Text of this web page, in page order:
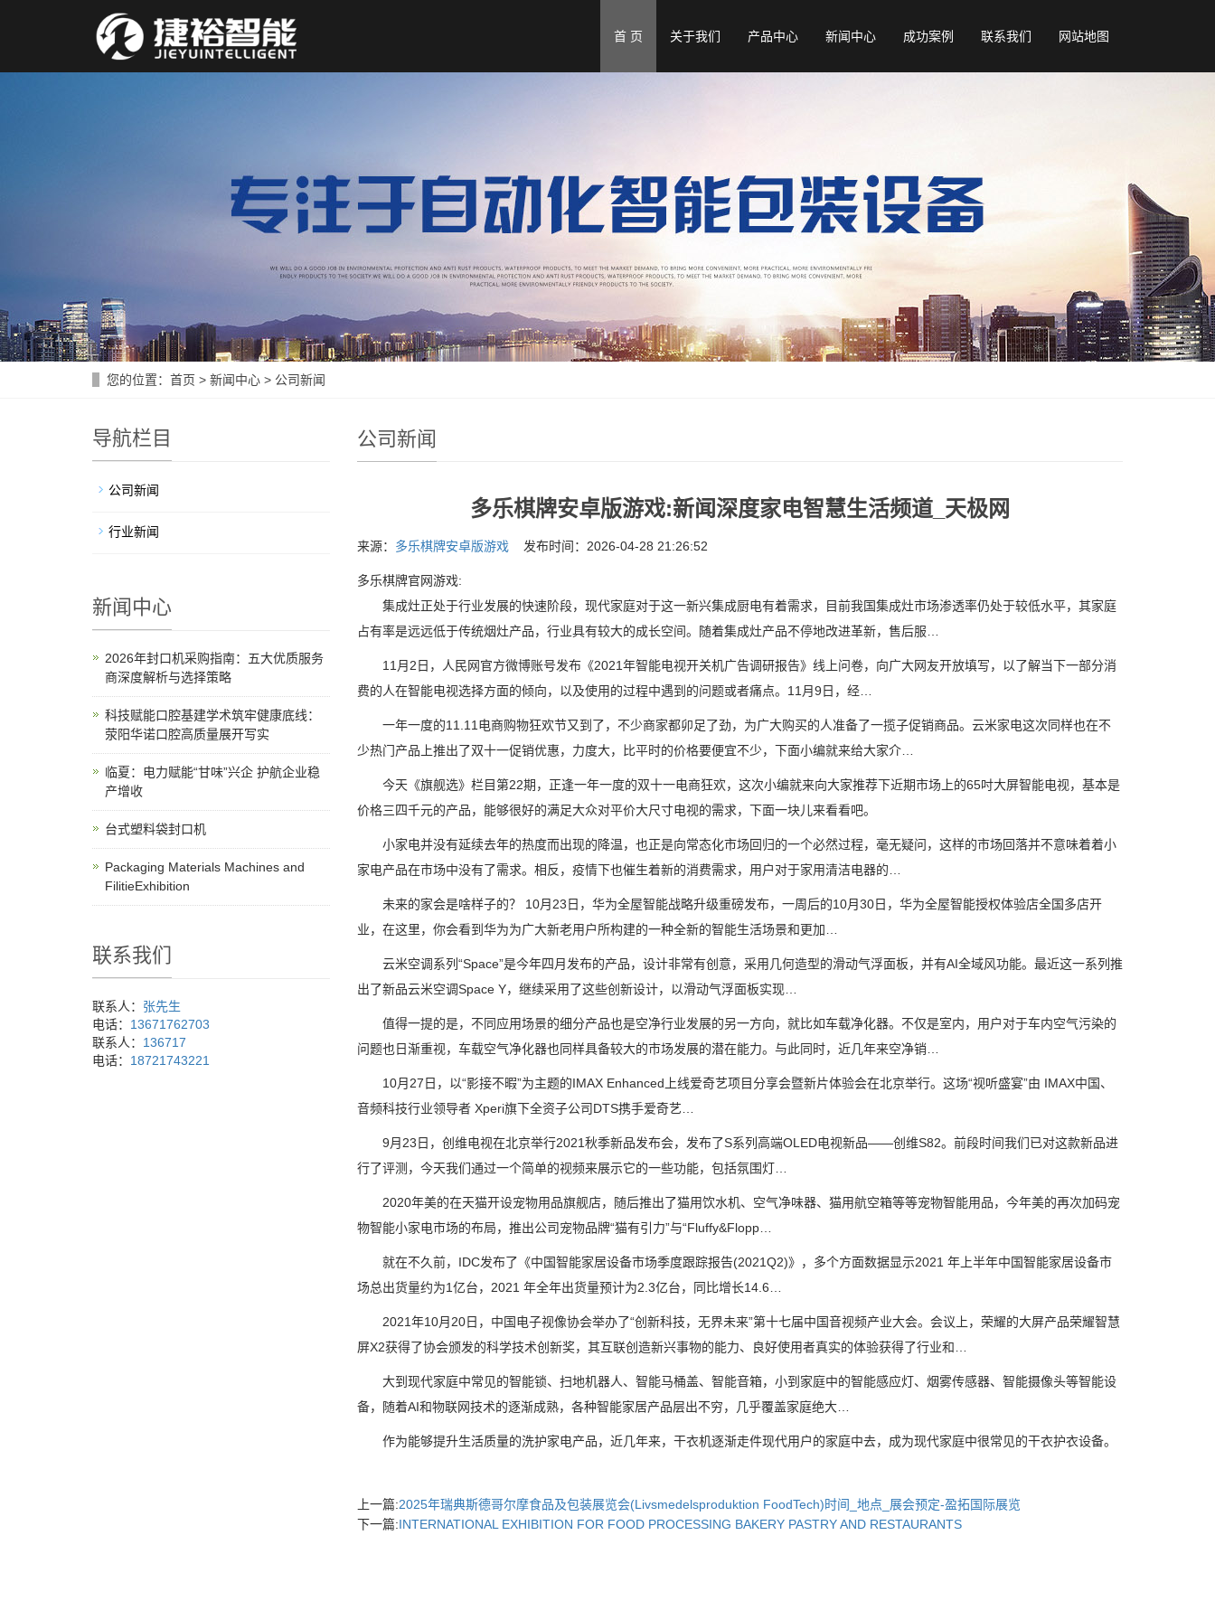
首 页 关于我们 产品中心 新闻中心 成功案例 联系我们 网站地图
您的位置： 首页 > 新闻中心 > 公司新闻
公司新闻
多乐棋牌安卓版游戏:新闻深度家电智慧生活频道_天极网
来源： 多乐棋牌安卓版游戏发布时间：2026-04-28 21:26:52
多乐棋牌官网游戏:
集成灶正处于行业发展的快速阶段，现代家庭对于这一新兴集成厨电有着需求，目前我国集成灶市场渗透率仍处于较低水平，其家庭
占有率是远远低于传统烟灶产品，行业具有较大的成长空间。随着集成灶产品不停地改进革新，售后服…
11月2日，人民网官方微博账号发布《2021年智能电视开关机广告调研报告》线上问卷，向广大网友开放填写，以了解当下一部分消
费的人在智能电视选择方面的倾向，以及使用的过程中遇到的问题或者痛点。11月9日，经…
一年一度的11.11电商购物狂欢节又到了，不少商家都卯足了劲，为广大购买的人准备了一揽子促销商品。云米家电这次同样也在不
少热门产品上推出了双十一促销优惠，力度大，比平时的价格要便宜不少，下面小编就来给大家介…
今天《旗舰选》栏目第22期，正逢一年一度的双十一电商狂欢，这次小编就来向大家推荐下近期市场上的65吋大屏智能电视，基本是
价格三四千元的产品，能够很好的满足大众对平价大尺寸电视的需求，下面一块儿来看看吧。
小家电并没有延续去年的热度而出现的降温，也正是向常态化市场回归的一个必然过程，毫无疑问，这样的市场回落并不意味着着小
家电产品在市场中没有了需求。相反，疫情下也催生着新的消费需求，用户对于家用清洁电器的…
未来的家会是啥样子的？ 10月23日，华为全屋智能战略升级重磅发布，一周后的10月30日，华为全屋智能授权体验店全国多店开
业，在这里，你会看到华为为广大新老用户所构建的一种全新的智能生活场景和更加…
云米空调系列“Space”是今年四月发布的产品，设计非常有创意，采用几何造型的滑动气浮面板，并有AI全域风功能。最近这一系列推
出了新品云米空调Space Y，继续采用了这些创新设计，以滑动气浮面板实现…
值得一提的是，不同应用场景的细分产品也是空净行业发展的另一方向，就比如车载净化器。不仅是室内，用户对于车内空气污染的
问题也日渐重视，车载空气净化器也同样具备较大的市场发展的潜在能力。与此同时，近几年来空净销…
10月27日，以“影接不暇”为主题的IMAX Enhanced上线爱奇艺项目分享会暨新片体验会在北京举行。这场“视听盛宴”由 IMAX中国、
音频科技行业领导者 Xperi旗下全资子公司DTS携手爱奇艺…
9月23日，创维电视在北京举行2021秋季新品发布会，发布了S系列高端OLED电视新品——创维S82。前段时间我们已对这款新品进
行了评测，今天我们通过一个简单的视频来展示它的一些功能，包括氛围灯…
2020年美的在天猫开设宠物用品旗舰店，随后推出了猫用饮水机、空气净味器、猫用航空箱等等宠物智能用品，今年美的再次加码宠
物智能小家电市场的布局，推出公司宠物品牌“猫有引力”与“Fluffy&Flopp…
就在不久前，IDC发布了《中国智能家居设备市场季度跟踪报告(2021Q2)》，多个方面数据显示2021 年上半年中国智能家居设备市
场总出货量约为1亿台，2021 年全年出货量预计为2.3亿台，同比增长14.6…
2021年10月20日，中国电子视像协会举办了“创新科技，无界未来”第十七届中国音视频产业大会。会议上，荣耀的大屏产品荣耀智慧
屏X2获得了协会颁发的科学技术创新奖，其互联创造新兴事物的能力、良好使用者真实的体验获得了行业和…
大到现代家庭中常见的智能锁、扫地机器人、智能马桶盖、智能音箱，小到家庭中的智能感应灯、烟雾传感器、智能摄像头等智能设
备，随着AI和物联网技术的逐渐成熟，各种智能家居产品层出不穷，几乎覆盖家庭绝大…
作为能够提升生活质量的洗护家电产品，近几年来，干衣机逐渐走件现代用户的家庭中去，成为现代家庭中很常见的干衣护衣设备。
上一篇:2025年瑞典斯德哥尔摩食品及包装展览会(Livsmedelsproduktion FoodTech)时间_地点_展会预定-盈拓国际展览
下一篇:INTERNATIONAL EXHIBITION FOR FOOD PROCESSING BAKERY PASTRY AND RESTAURANTS
导航栏目
公司新闻
行业新闻
新闻中心
2026年封口机采购指南：五大优质服务
商深度解析与选择策略
科技赋能口腔基建学术筑牢健康底线：
荥阳华诺口腔高质量展开写实
临夏：电力赋能“甘味”兴企 护航企业稳
产增收
台式塑料袋封口机
Packaging Materials Machines and
FilitieExhibition
联系我们
联系人： 张先生
电话： 13671762703
联系人： 136717
电话： 18721743221